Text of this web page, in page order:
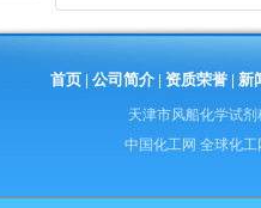
首页 |公司简介 |资质荣誉 |新
天津市风船化学试
中国化工网 全球化工